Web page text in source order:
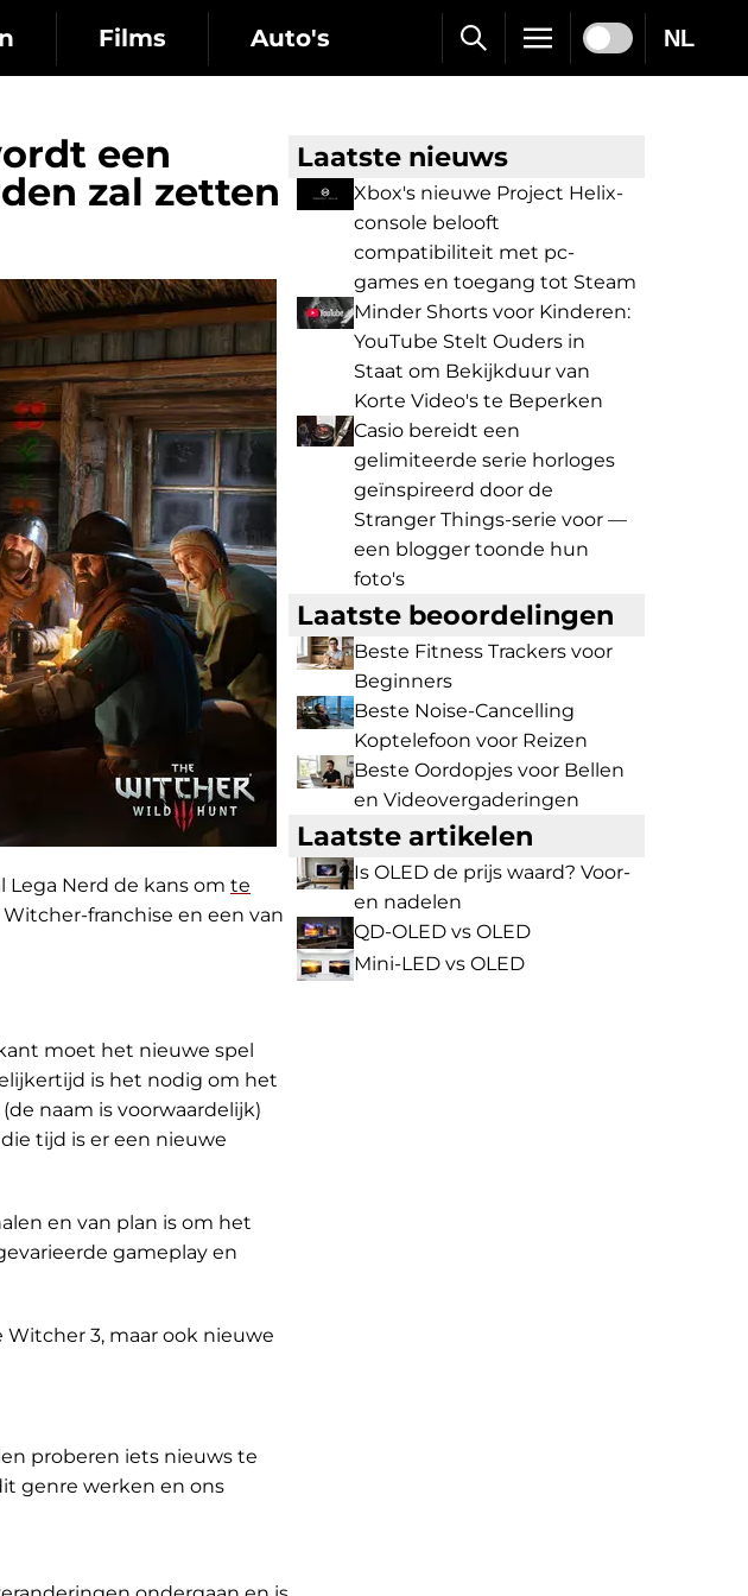
Films Auto's NL
een
zal zetten
Lega Nerd de kans om te
franchise en een van
moet het nieuwe spel
is het nodig om het
naam is voorwaardelijk)
tijd is er een nieuwe
en van plan is om het
gameplay en
Witcher 3, maar ook nieuwe
proberen iets nieuws te
genre werken en ons
Laatste nieuws
Xbox's nieuwe Project Helix-
console belooft
compatibiliteit met pc-
games en toegang tot Steam
Minder Shorts voor Kinderen:
YouTube Stelt Ouders in
Staat om Bekijkduur van
Korte Video's te Beperken
Casio bereidt een
gelimiteerde serie horloges
geïnspireerd door de
Stranger Things-serie voor —
een blogger toonde hun
foto's
Laatste beoordelingen
Beste Fitness Trackers voor
Beginners
Beste Noise-Cancelling
Koptelefoon voor Reizen
Beste Oordopjes voor Bellen
en Videovergaderingen
Laatste artikelen
Is OLED de prijs waard? Voor-
en nadelen
QD-OLED vs OLED
Mini-LED vs OLED